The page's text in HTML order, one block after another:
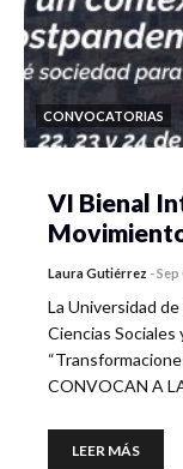
CONVOCATORIAS
VI Bienal
Laura Gutiérrez -Sep
La Universidad
Ciencias Sociales
CONVOCAN A
LEER MÁS